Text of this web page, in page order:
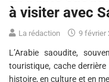
à visiter avec
La rédaction 9 février
L’Arabie saoudite,
touristique, cache
histoire, en culture et en